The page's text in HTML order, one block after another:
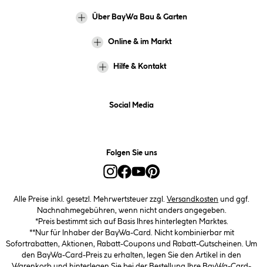
Über BayWa Bau & Garten
Online & im Markt
Hilfe & Kontakt
Social Media
Folgen Sie uns
Alle Preise inkl. gesetzl. Mehrwertsteuer zzgl. Versandkosten und ggf.
Nachnahmegebühren, wenn nicht anders angegeben.
*Preis bestimmt sich auf Basis Ihres hinterlegten Marktes.
**Nur für Inhaber der BayWa-Card. Nicht kombinierbar mit
Sofortrabatten, Aktionen, Rabatt-Coupons und Rabatt-Gutscheinen. Um
den BayWa-Card-Preis zu erhalten, legen Sie den Artikel in den